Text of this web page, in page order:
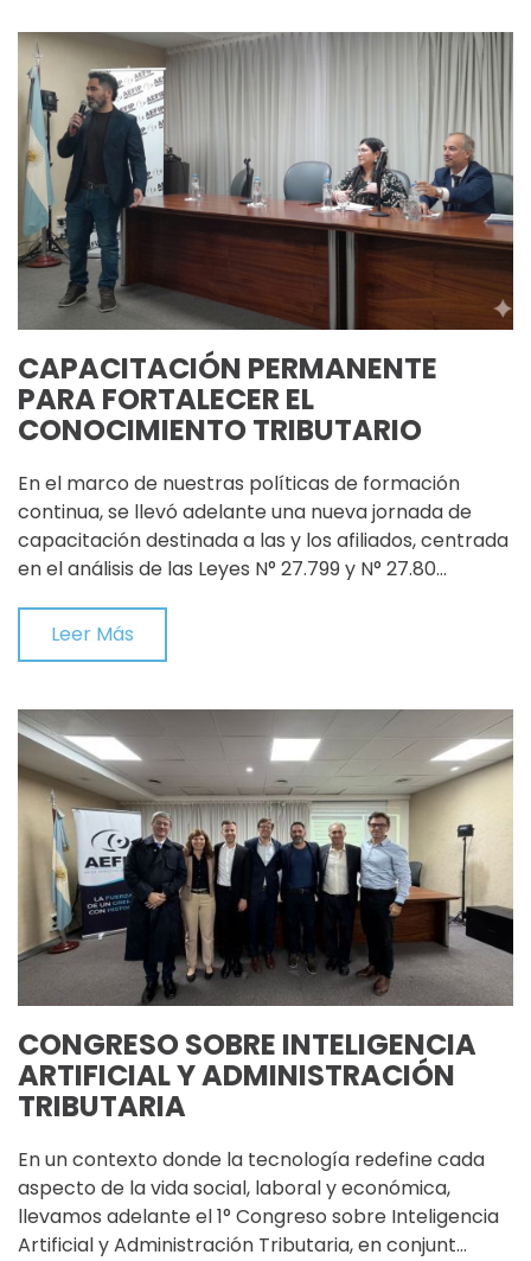
CAPACITACIÓN PERMANENTE
PARA FORTALECER EL
CONOCIMIENTO TRIBUTARIO
En el marco de nuestras políticas de formación
continua, se llevó adelante una nueva jornada de
capacitación destinada a las y los afiliados, centrada
en el análisis de las Leyes N° 27.799 y N° 27.80…
Leer Más
CONGRESO SOBRE INTELIGENCIA
ARTIFICIAL Y ADMINISTRACIÓN
TRIBUTARIA
En un contexto donde la tecnología redefine cada
aspecto de la vida social, laboral y económica,
llevamos adelante el 1° Congreso sobre Inteligencia
Artificial y Administración Tributaria, en conjunt…